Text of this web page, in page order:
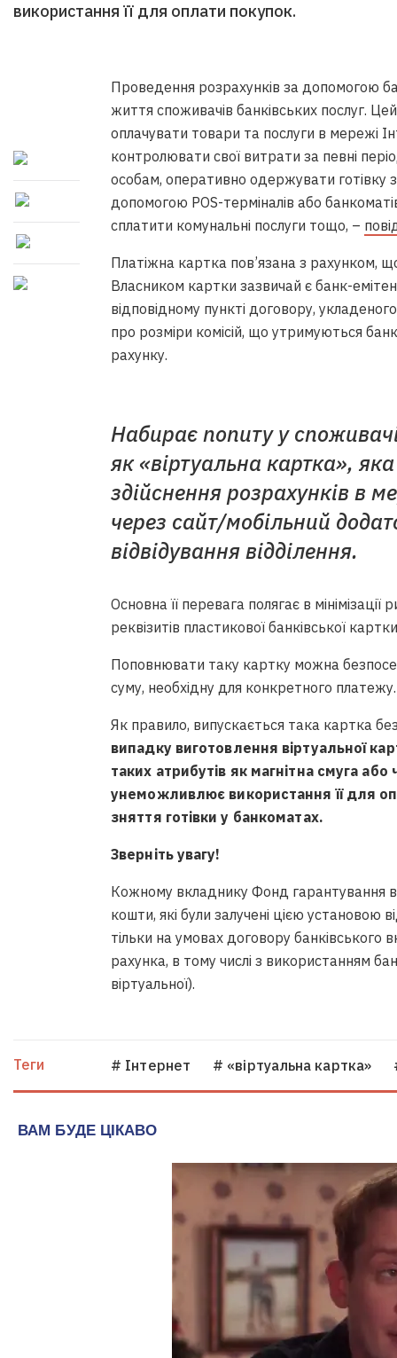
використання її для оплати покупок.
Проведення розрахунків за допомогою
життя споживачів банківських послуг.
оплачувати товари та послуги в мережі
контролювати свої витрати за певні
особам, оперативно одержувати готівку
допомогою POS-терміналів або
сплатити комунальні послуги тощо, –
Платіжна картка пов’язана з
Власником картки зазвичай є банк-
відповідному пункті договору,
про розміри комісій, що утримуються
рахунку.
Набирає попиту у
як «віртуальна картка»,
здійснення розрахунків в
через сайт/мобільний
відвідування відділення.
Основна її перевага полягає в
реквізитів пластикової банківської
Поповнювати таку картку можна
суму, необхідну для конкретного платежу.
Як правило, випускається така картка
випадку виготовлення віртуальної
таких атрибутів як магнітна смуга
унеможливлює використання її для
зняття готівки у банкоматах.
Зверніть увагу!
Кожному вкладнику Фонд гарантування
кошти, які були залучені цією установою
тільки на умовах договору банківського
рахунка, в тому числі з використанням
віртуальної).
Теги # Інтернет # «віртуальна картка»